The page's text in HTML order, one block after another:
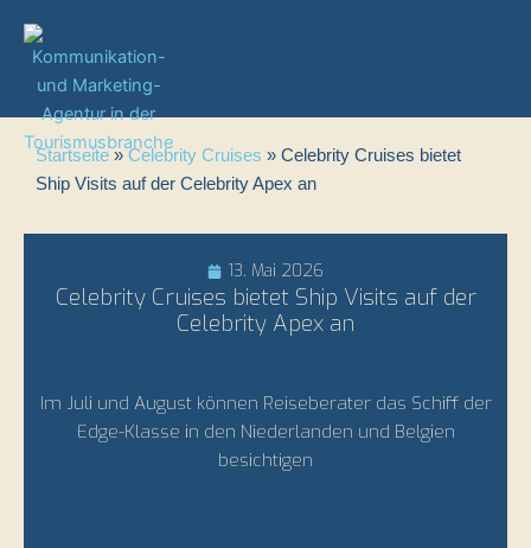
Inhalt
springen
Startseite»Celebrity Cruises » Celebrity Cruises bietet
Ship Visits auf der Celebrity Apex an
13. Mai 2026
Celebrity Cruises bietet Ship Visits auf der
Celebrity Apex an
Im Juli und August können Reiseberater das Schiff der
Edge-Klasse in den Niederlanden und Belgien
besichtigen